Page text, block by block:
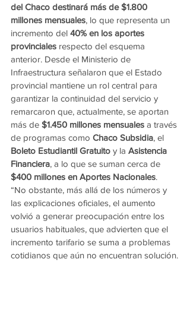
del Chaco destinará más de $1.800
millones mensuales, lo que representa un
incremento del 40% en los aportes
provinciales respecto del esquema
anterior. Desde el Ministerio de
Infraestructura señalaron que el Estado
provincial mantiene un rol central para
garantizar la continuidad del servicio y
remarcaron que, actualmente, se aportan
más de $1.450 millones mensuales a través
de programas como Chaco Subsidia, el
Boleto Estudiantil Gratuito y la Asistencia
Financiera, a lo que se suman cerca de
$400 millones en Aportes Nacionales.
“No obstante, más allá de los números y
las explicaciones oficiales, el aumento
volvió a generar preocupación entre los
usuarios habituales, que advierten que el
incremento tarifario se suma a problemas
cotidianos que aún no encuentran solución.